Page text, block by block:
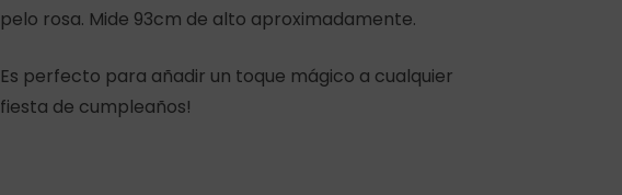
pelo rosa. Mide 93cm de alto aproximadamente.
Es perfecto para añadir un toque mágico a cualquier
fiesta de cumpleaños!